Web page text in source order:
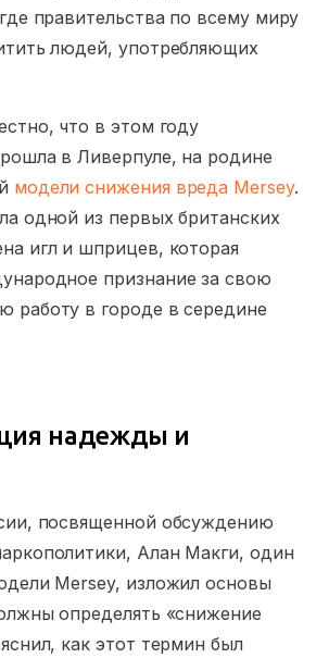
правительства по всему миру
людей, употребляющих
что в этом году
в Ливерпуле, на родине
модели снижения вреда Mersey.
одной из первых британских
игл и шприцев, которая
признание за свою
работу в городе в середине
надежды и
посвященной обсуждению
Алан Макги, один
Mersey, изложил основы
определять «снижение
как этот термин был